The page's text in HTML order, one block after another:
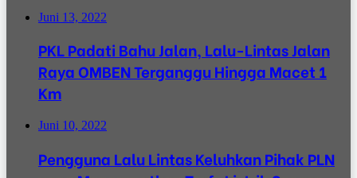
Juni 13, 2022
PKL Padati Bahu Jalan, Lalu-Lintas Jalan
Raya OMBEN Terganggu Hingga Macet 1
Km
Juni 10, 2022
Pengguna Lalu Lintas Keluhkan Pihak PLN